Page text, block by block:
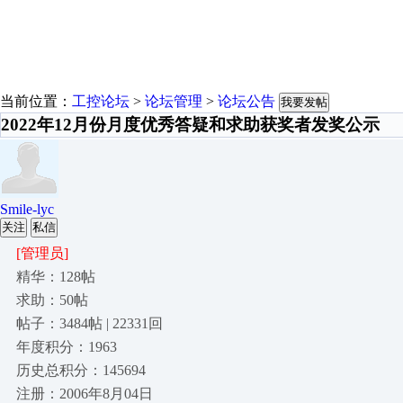
当前位置： 工控论坛 > 论坛管理 > 论坛公告 我要发帖
2022年12月份月度优秀答疑和求助获奖者发奖公示
Smile-lyc
关注 私信
[管理员]
精华：128帖
求助：50帖
帖子：3484帖 | 22331回
年度积分：1963
历史总积分：145694
注册：2006年8月04日